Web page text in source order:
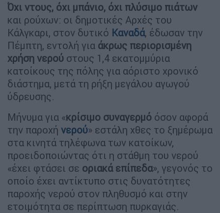
Όχι ντους, όχι μπάνιο, όχι πλύσιμο πιάτων
και ρούχων: οι δημοτικές Αρχές του
Κάλγκαρι, στον δυτικό Καναδά, έδωσαν την
Πέμπτη, εντολή για άκρως περιορισμένη
χρήση νερού στους 1,4 εκατομμύρια
κατοίκους της πόλης για αόριστο χρονικό
διάστημα, μετά τη ρήξη μεγάλου αγωγού
ύδρευσης.
Μήνυμα για «κρίσιμο συναγερμό όσον αφορά
την παροχή νερού» εστάλη χθες το ξημέρωμα
στα κινητά τηλέφωνα των κατοίκων,
προειδοποιώντας ότι η στάθμη του νερού
«έχει φτάσει σε οριακά επίπεδα», γεγονός το
οποίο έχει αντίκτυπο στις δυνατότητες
παροχής νερού στον πληθυσμό και στην
ετοιμότητα σε περίπτωση πυρκαγιάς.